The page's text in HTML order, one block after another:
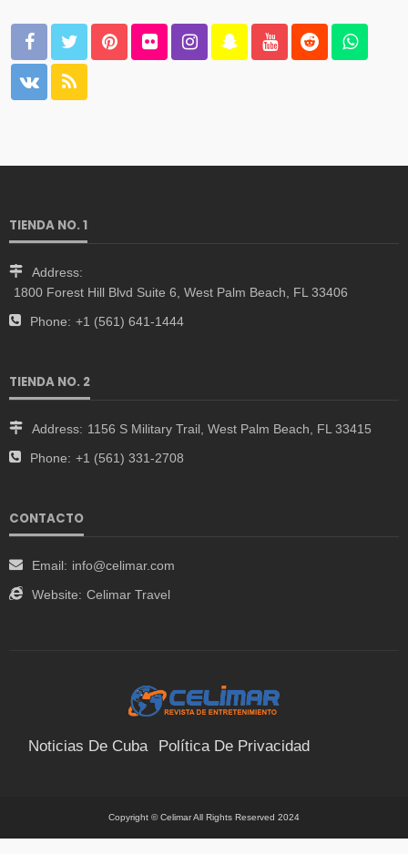
TIENDA NO. 1
Address:
1800 Forest Hill Blvd Suite 6, West Palm Beach, FL 33406
Phone: +1 (561) 641-1444
TIENDA NO. 2
Address: 1156 S Military Trail, West Palm Beach, FL 33415
Phone: +1 (561) 331-2708
CONTACTO
Email: info@celimar.com
Website: Celimar Travel
Noticias De Cuba Política De Privacidad
Copyright © Celimar All Rights Reserved 2024